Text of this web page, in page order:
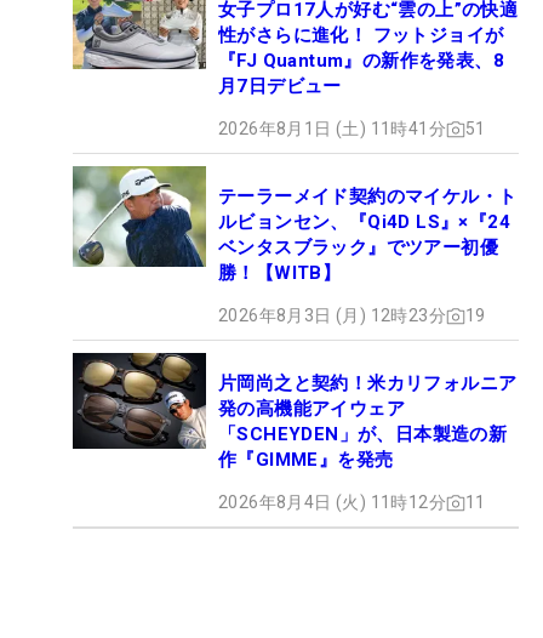
女子プロ17人が好む“雲の上”の快適
性がさらに進化！ フットジョイが
『FJ Quantum』の新作を発表、8
月7日デビュー
2026年8月1日 (土) 11時41分 51
テーラーメイド契約のマイケル・ト
ルビョンセン、『Qi4D LS』×『24
ベンタスブラック』でツアー初優
勝！【WITB】
2026年8月3日 (月) 12時23分 19
片岡尚之と契約！米カリフォルニア
発の高機能アイウェア
「SCHEYDEN」が、日本製造の新
作『GIMME』を発売
2026年8月4日 (火) 11時12分 11